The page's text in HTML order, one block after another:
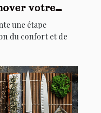
votre
une étape
du confort et de